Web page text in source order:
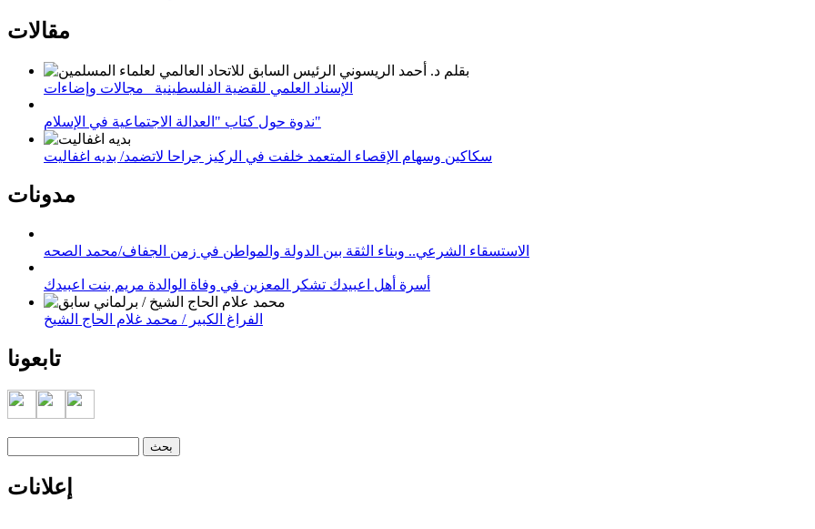
مقالات
الإسناد العلمي للقضية الفلسطينية_ مجالات وإضاءات
ندوة حول كتاب "العدالة الاجتماعية في الإسلام"
سكاكين وسهام الإقصاء المتعمد خلفت في الركيز جراحا لاتضمد/ بديه اغفاليت
مدونات
الاستسقاء الشرعي.. وبناء الثقة بين الدولة والمواطن في زمن الجفاف/محمد الصحه
أسرة أهل اعبيدك تشكر المعزين في وفاة الوالدة مريم بنت اعبيدك
الفراغ الكبير / محمد غلام الحاج الشيخ
تابعونا
إعلانات